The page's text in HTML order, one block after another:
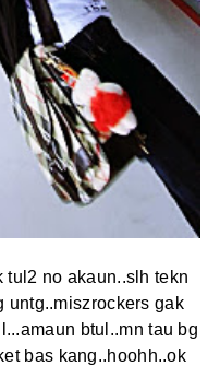
tul2 no akaun..slh tekn
untg..miszrockers gak
btul..mn tau bg
bas kang..hoohh..ok